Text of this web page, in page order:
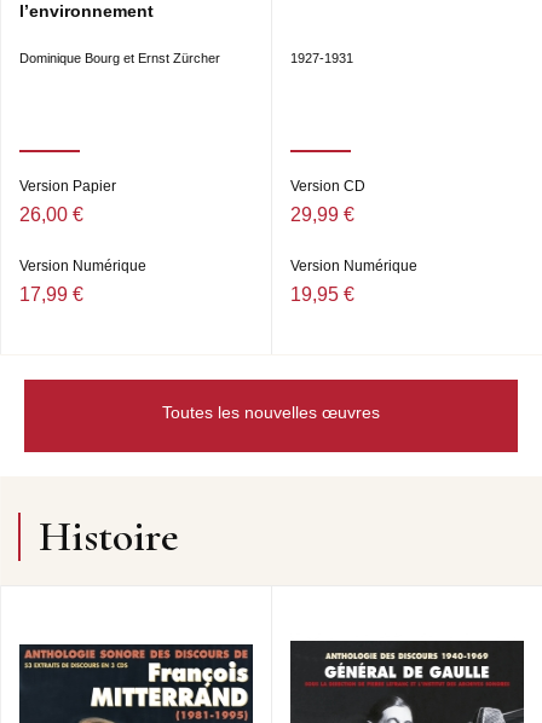
l’environnement
Dominique Bourg et Ernst Zürcher
Version Papier
26,00 €
Version Numérique
17,99 €
1927-1931
Version CD
29,99 €
Version Numérique
19,95 €
Toutes les nouvelles œuvres
Histoire